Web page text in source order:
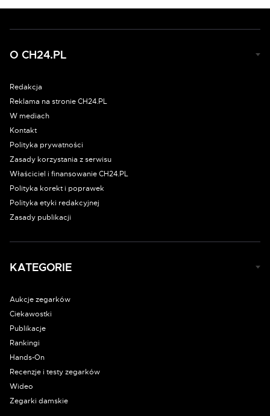
O CH24.PL
Redakcja
Reklama na stronie CH24.PL
W mediach
Kontakt
Polityka prywatności
Zasady korzystania z serwisu
Właściciel i finansowanie CH24.PL
Polityka korekt i poprawek
Polityka etyki redakcyjnej
Zasady publikacji
KATEGORIE
Aukcje zegarków
Ciekawostki
Publikacje
Rankingi
Hands-On
Recenzje i testy zegarków
Wideo
Zegarki damskie